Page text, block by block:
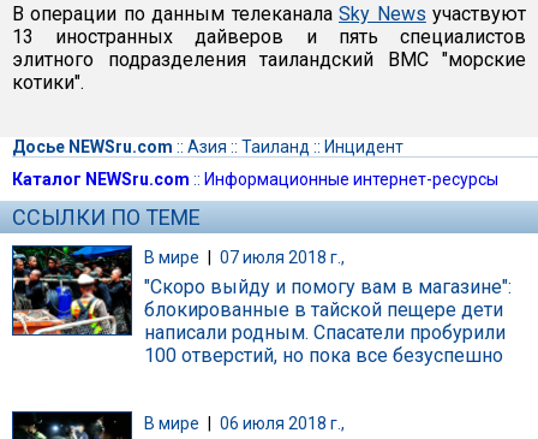
В операции по данным телеканалаSky News участвуют
13 иностранных дайверов и пять специалистов
элитного подразделения таиландский ВМС "морские
котики".
Досье NEWSru.com :: Азия :: Таиланд :: Инцидент
Каталог NEWSru.com :: Информационные интернет-ресурсы
ССЫЛКИ ПО ТЕМЕ
В мире | 07 июля 2018 г.,
"Скоро выйду и помогу вам в магазине":
блокированные в тайской пещере дети
написали родным. Спасатели пробурили
100 отверстий, но пока все безуспешно
В мире 06 июля 2018 г.,